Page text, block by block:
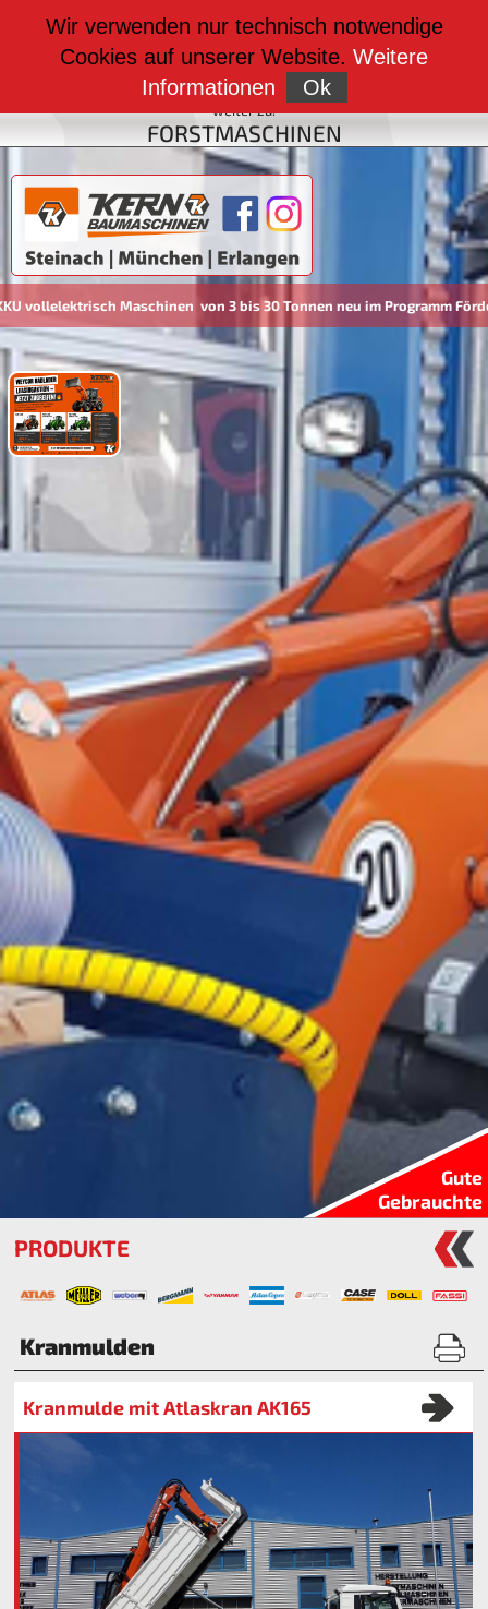
Maschinen von 3 bis 30 Tonnen neu im Programm
BAUMASCHINEN
weiter zu:
FAHRZEUGBAU
weiter zu:
FORSTMASCHINEN
Gute
Gebrauchte
PRODUKTE
Kranmulden
Kranmulde mit Atlaskran AK165
Wir verwenden nur technisch notwendige
Cookies auf unserer Website. Weitere
Informationen
Ok